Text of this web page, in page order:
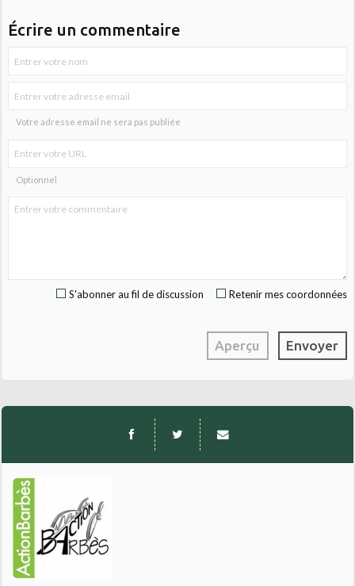
Écrire un commentaire
Votre adresse email ne sera pas publiée
Optionnel
Retenir mes coordonnées
S'abonner au fil de discussion